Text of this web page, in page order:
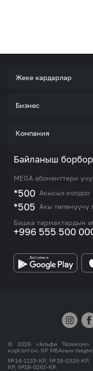
Жеке кардарлар
Тарифтер
Роуминг жана эл
eSIM
Номерди тандоо
Бизнес
Корпоративдик кардар
M2M
Корпоративдик жана
боюнча бөлүмдүн
маалыматтары.
Компания
Биз жөнүндө
Жаңылыктар
Тармакты камтуу
MEGAда иште
MEGA бренди
Байланыш
MEGA абоненттери
*500 Акысыз колдоо
*505 Акы төлөнүүчү
Башка тармактардын
+996 555 500
© 2026 «Альфа Телеком»
корголгон. КР МБАнын
№14-1133-КР, №18-0326-
КР, №18-0261-КР.